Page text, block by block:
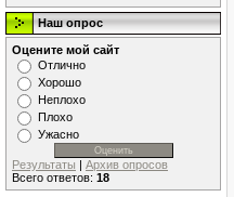
Наш опрос
Оцените мой сайт
Отлично
Хорошо
Неплохо
Плохо
Ужасно
Результаты | Архив опросов
Всего ответов: 18